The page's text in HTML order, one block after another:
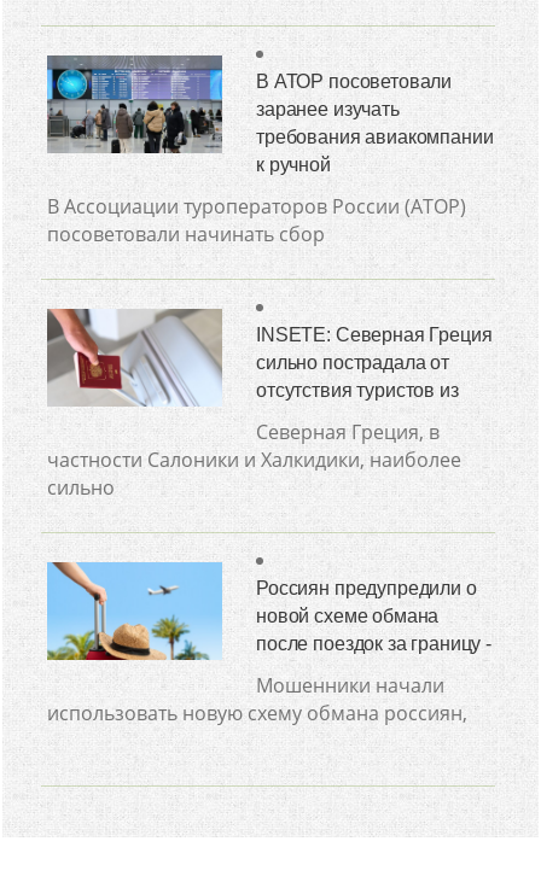
В АТОР посоветовали
заранее изучать
требования авиакомпании
к ручной
В Ассоциации туроператоров России (АТОР)
посоветовали начинать сбор
INSETE: Северная Греция
сильно пострадала от
отсутствия туристов из
Северная Греция, в
частности Салоники и Халкидики, наиболее
сильно
Россиян предупредили о
новой схеме обмана
после поездок за границу -
Мошенники начали
использовать новую схему обмана россиян,